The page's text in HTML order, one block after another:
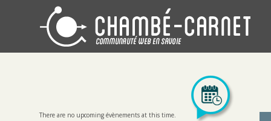
There are no upcoming évènements at this time.